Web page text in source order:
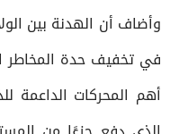
وأضاف أن الهدنة بين
في تخفيف حدة المخاطر
أهم المحركات الداعمة